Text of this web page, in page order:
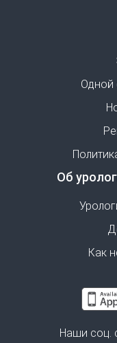
Одной
Об
Как
Наши соц.